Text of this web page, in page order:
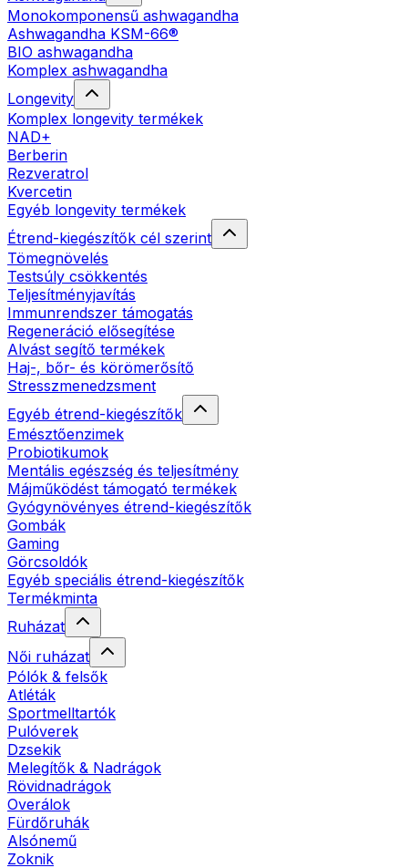
Monokomponensű ashwagandha
Ashwagandha KSM-66®
BIO ashwagandha
Komplex ashwagandha
Longevity
Komplex longevity termékek
NAD+
Berberin
Rezveratrol
Kvercetin
Egyéb longevity termékek
Étrend-kiegészítők cél szerint
Tömegnövelés
Testsúly csökkentés
Teljesítményjavítás
Immunrendszer támogatás
Regeneráció elősegítése
Alvást segítő termékek
Haj-, bőr- és körömerősítő
Stresszmenedzsment
Egyéb étrend-kiegészítők
Emésztőenzimek
Probiotikumok
Mentális egészség és teljesítmény
Májműködést támogató termékek
Gyógynövényes étrend-kiegészítők
Gombák
Gaming
Görcsoldók
Egyéb speciális étrend-kiegészítők
Termékminta
Ruházat
Női ruházat
Pólók & felsők
Atléták
Sportmelltartók
Pulóverek
Dzsekik
Melegítők & Nadrágok
Rövidnadrágok
Overálok
Fürdőruhák
Alsónemű
Zoknik